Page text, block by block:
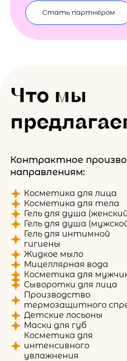
Стать партнёром
Что мы
Контрактное
направлениям:
Косметика для лица
Косметика для тела
Гель для душа
Гель для душа
Гель для интимной
гигиены
Жидкое мыло
Мицеллярная вода
Косметика для
Сыворотки для лица
Производство
термозащитного
Детские лосьоны
Маски для губ
Косметика для
интенсивного
увлажнения